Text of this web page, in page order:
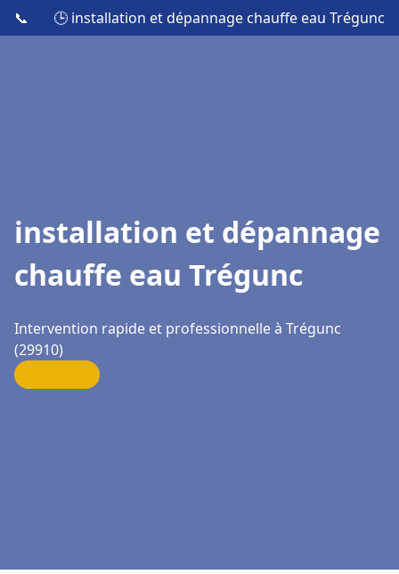
📞 🕒 installation et dépannage chauffe eau Trégunc
installation et dépannage
chauffe eau Trégunc
Intervention rapide et professionnelle à Trégunc
(29910)